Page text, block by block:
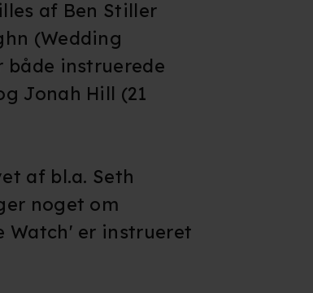
af Ben Stiller
(Wedding
både instruerede
Jonah Hill (21
af bl.a. Seth
noget om
Watch' er instrueret